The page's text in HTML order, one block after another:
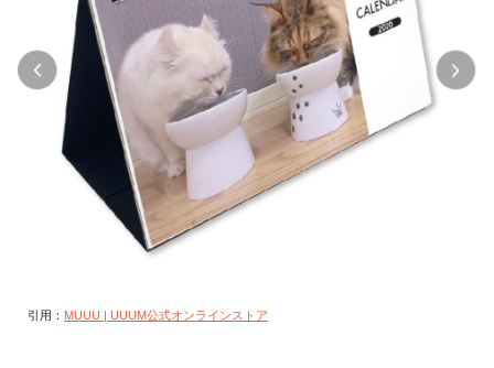
引用： MUUU | UUUM公式オンラインストア